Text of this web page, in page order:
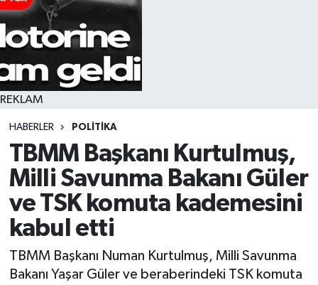
REKLAM
HABERLER POLITIKA
TBMM Başkanı Kurtulmuş,
Milli Savunma Bakanı Güler
ve TSK komuta kademesini
kabul etti
TBMM Başkanı Numan Kurtulmuş, Milli Savunma
Bakanı Yaşar Güler ve beraberindeki TSK komuta